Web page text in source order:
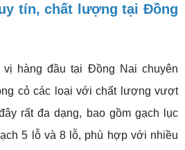
tín, chất lượng tại Đồng
vị hàng đầu tại Đồng Nai chuyên
cỏ các loại với chất lượng vượt
rất đa dạng, bao gồm gạch lục
5 lỗ và 8 lỗ, phù hợp với nhiều